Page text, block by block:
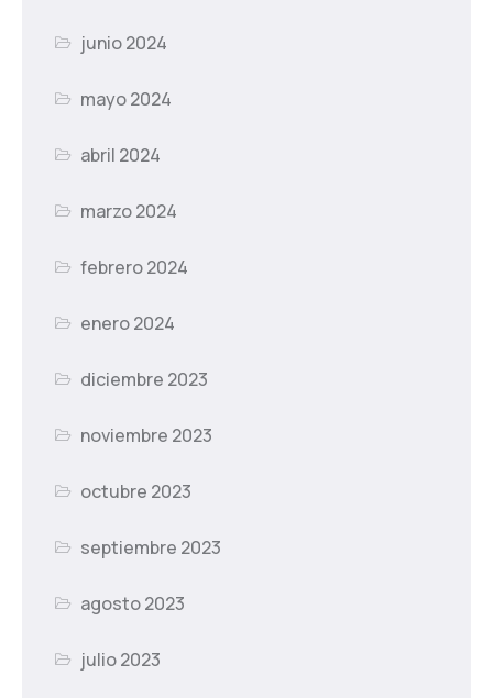
junio 2024
mayo 2024
abril 2024
marzo 2024
febrero 2024
enero 2024
diciembre 2023
noviembre 2023
octubre 2023
septiembre 2023
agosto 2023
julio 2023